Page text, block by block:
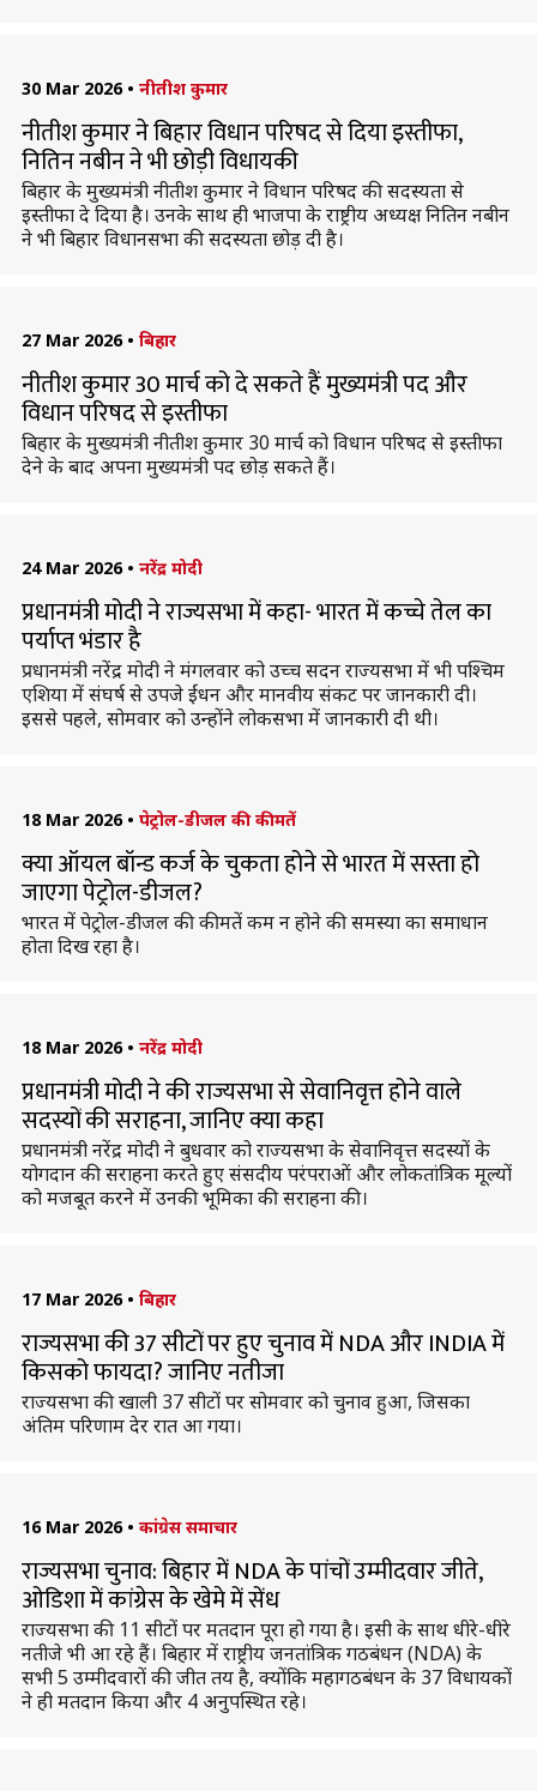
30 Mar 2026 • नीतीश कुमार
नीतीश कुमार ने बिहार विधान परिषद से दिया इस्तीफा,
नितिन नबीन ने भी छोड़ी विधायकी
बिहार के मुख्यमंत्री नीतीश कुमार ने विधान परिषद की सदस्यता से
इस्तीफा दे दिया है। उनके साथ ही भाजपा के राष्ट्रीय अध्यक्ष नितिन नबीन
ने भी बिहार विधानसभा की सदस्यता छोड़ दी है।
27 Mar 2026 • बिहार
नीतीश कुमार 30 मार्च को दे सकते हैं मुख्यमंत्री पद और
विधान परिषद से इस्तीफा
बिहार के मुख्यमंत्री नीतीश कुमार 30 मार्च को विधान परिषद से इस्तीफा
देने के बाद अपना मुख्यमंत्री पद छोड़ सकते हैं।
24 Mar 2026 • नरेंद्र मोदी
प्रधानमंत्री मोदी ने राज्यसभा में कहा- भारत में कच्चे तेल का
पर्याप्त भंडार है
प्रधानमंत्री नरेंद्र मोदी ने मंगलवार को उच्च सदन राज्यसभा में भी पश्चिम
एशिया में संघर्ष से उपजे ईंधन और मानवीय संकट पर जानकारी दी।
इससे पहले, सोमवार को उन्होंने लोकसभा में जानकारी दी थी।
18 Mar 2026 • पेट्रोल-डीजल की कीमतें
क्या ऑयल बॉन्ड कर्ज के चुकता होने से भारत में सस्ता हो
जाएगा पेट्रोल-डीजल?
भारत में पेट्रोल-डीजल की कीमतें कम न होने की समस्या का समाधान
होता दिख रहा है।
18 Mar 2026 • नरेंद्र मोदी
प्रधानमंत्री मोदी ने की राज्यसभा से सेवानिवृत्त होने वाले
सदस्यों की सराहना, जानिए क्या कहा
प्रधानमंत्री नरेंद्र मोदी ने बुधवार को राज्यसभा के सेवानिवृत्त सदस्यों के
योगदान की सराहना करते हुए संसदीय परंपराओं और लोकतांत्रिक मूल्यों
को मजबूत करने में उनकी भूमिका की सराहना की।
17 Mar 2026 • बिहार
राज्यसभा की 37 सीटों पर हुए चुनाव में NDA और INDIA में
किसको फायदा? जानिए नतीजा
राज्यसभा की खाली 37 सीटों पर सोमवार को चुनाव हुआ, जिसका
अंतिम परिणाम देर रात आ गया।
16 Mar 2026 • कांग्रेस समाचार
राज्यसभा चुनाव: बिहार में NDA के पांचों उम्मीदवार जीते,
ओडिशा में कांग्रेस के खेमे में सेंध
राज्यसभा की 11 सीटों पर मतदान पूरा हो गया है। इसी के साथ धीरे-धीरे
नतीजे भी आ रहे हैं। बिहार में राष्ट्रीय जनतांत्रिक गठबंधन (NDA) के
सभी 5 उम्मीदवारों की जीत तय है, क्योंकि महागठबंधन के 37 विधायकों
ने ही मतदान किया और 4 अनुपस्थित रहे।